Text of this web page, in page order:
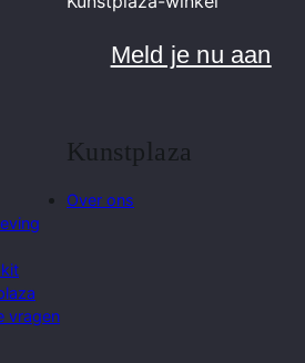
Meld je nu aan
Kunstplaza
Over ons
vragen